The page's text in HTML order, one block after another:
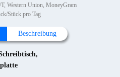
Western Union, MoneyGram
Stück pro Tag
Beschreibung
,